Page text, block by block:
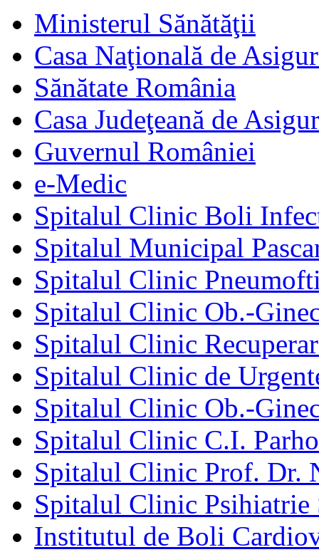
Ministerul Sănătăţii
Casa Naţională de
Sănătate România
Casa Judeţeană de
Guvernul României
e-Medic
Spitalul Clinic Boli
Spitalul Municipal
Spitalul Clinic
Spitalul Clinic Ob.-
Spitalul Clinic
Spitalul Clinic de
Spitalul Clinic Ob.-
Spitalul Clinic C.I.
Spitalul Clinic Prof. Dr.
Spitalul Clinic Psihiatrie
Institutul de Boli